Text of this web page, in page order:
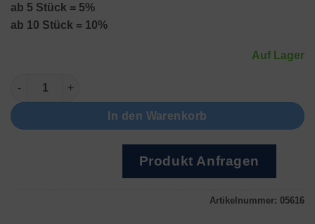
ab 5 Stück = 5%
ab 10 Stück = 10%
Auf Lager
Mit Grip, Ø 18mm, Vergoldet Menge
In den Warenkorb
Produkt Anfragen
Artikelnummer: 05616